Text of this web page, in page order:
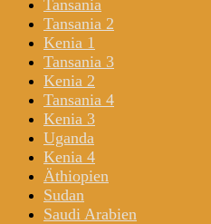
Tansania
Tansania 2
Kenia 1
Tansania 3
Kenia 2
Tansania 4
Kenia 3
Uganda
Kenia 4
Äthiopien
Sudan
Saudi Arabien